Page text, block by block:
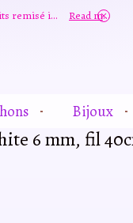
Grande promotion d'été -20% sur tous le site. Et des produits remisé indépendamment Read more
Bijoux
6 mm, fil